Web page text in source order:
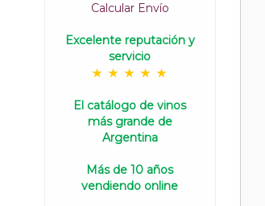
Calcular Envío
Excelente reputación y
servicio
El catálogo de vinos
más grande de
Argentina
Más de 10 años
vendiendo online